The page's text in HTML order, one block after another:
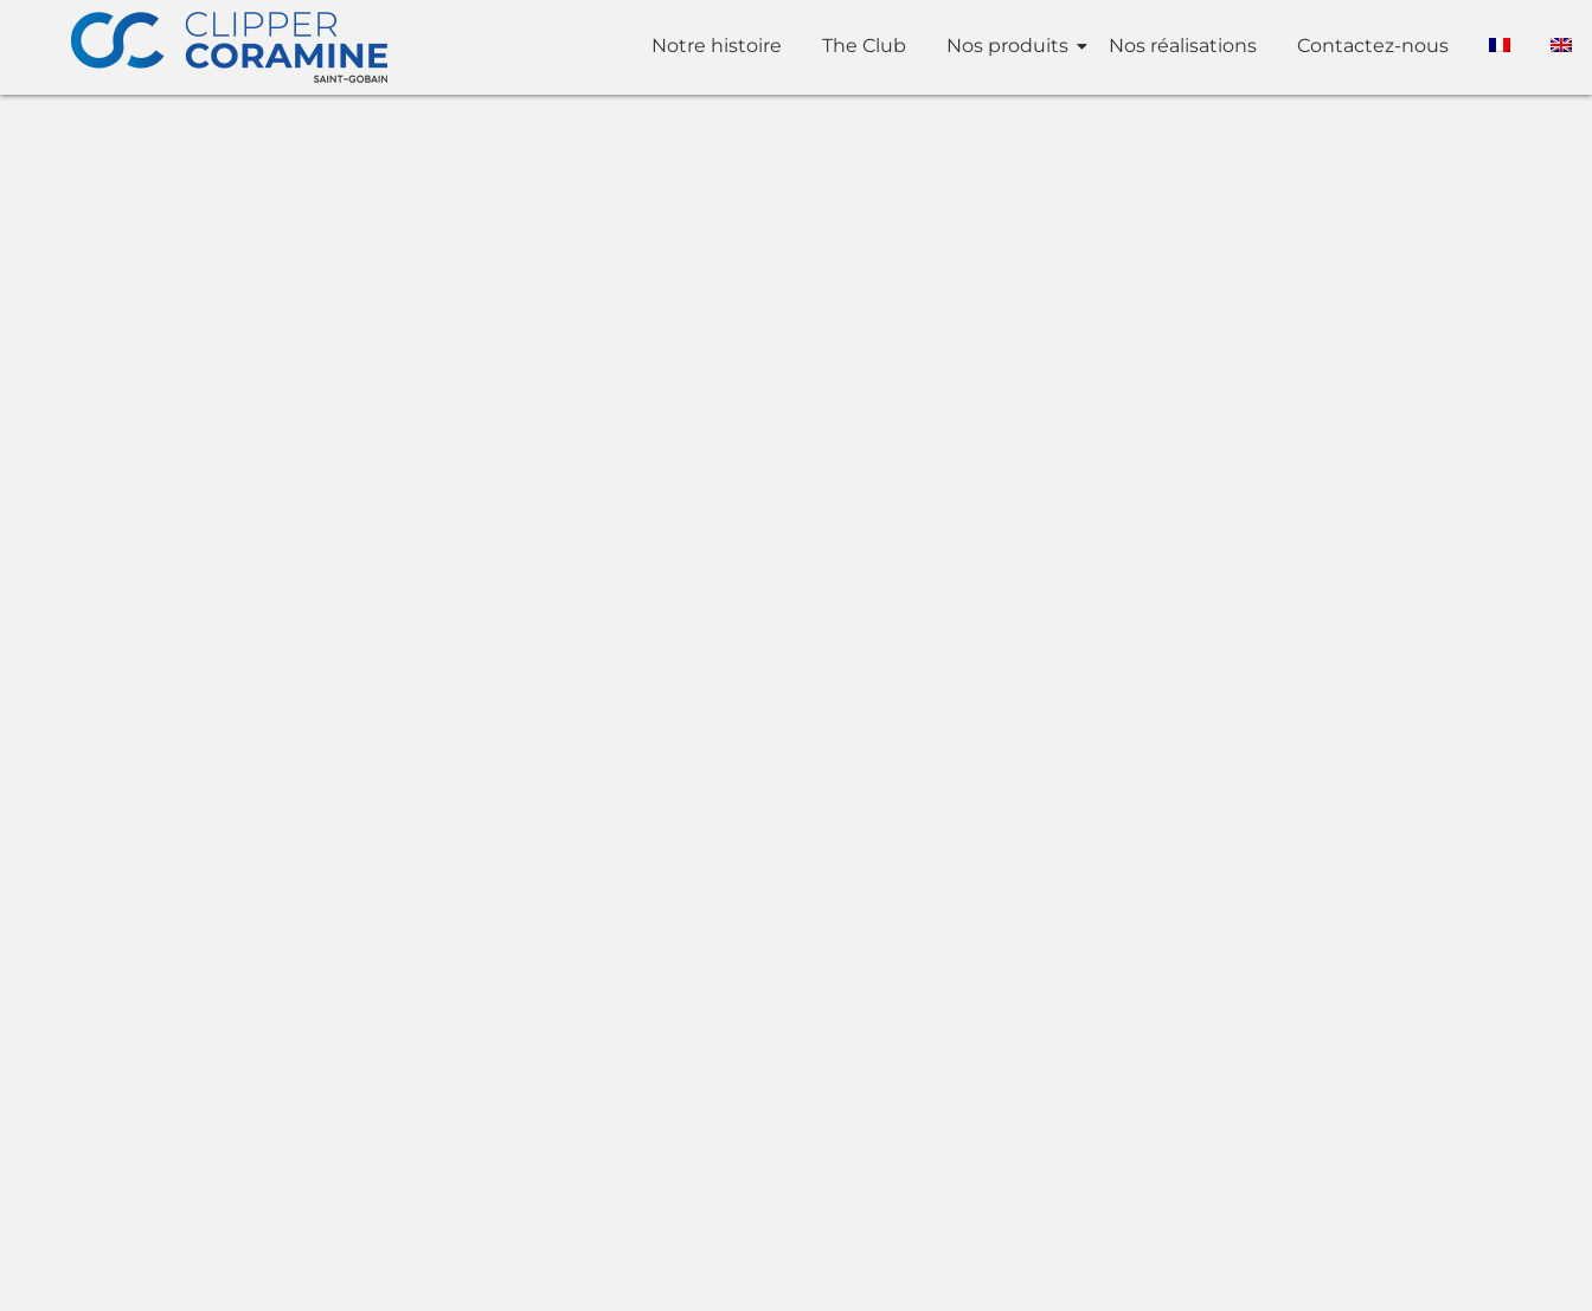
Notre histoire The Club Nos produits Nos réalisations Contactez-nous